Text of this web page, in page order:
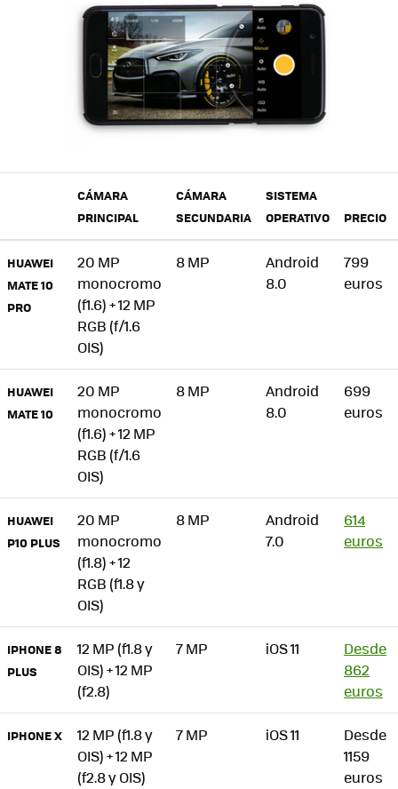
CÁMARA
PRINCIPAL
CÁMARA
SECUNDARIA
SISTEMA
OPERATIVO
PRECIO
HUAWEI
MATE 10
PRO
20 MP
monocromo
(f1.6) + 12 MP
RGB (f/1.6
OIS)
8 MP
Android
8.0
799
euros
HUAWEI
MATE 10
20 MP
monocromo
(f1.6) + 12 MP
RGB (f/1.6
OIS)
8 MP
Android
8.0
699
euros
HUAWEI
P10 PLUS
20 MP
monocromo
(f1.8) + 12
RGB (f1.8 y
OIS)
8 MP
Android
7.0
614
euros
IPHONE 8
PLUS
12 MP (f1.8 y
OIS) + 12 MP
(f2.8)
7 MP iOS 11
Desde
862
euros
IPHONE X
12 MP (f1.8 y
OIS) + 12 MP
(f2.8 y OIS)
7 MP iOS 11
Desde
1159
euros